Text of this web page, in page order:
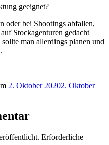
geeignet?
oder bei Shootings abfallen,
Stockagenturen gedacht
man allerdings planen und
2. Oktober 20202. Oktober
Erforderliche